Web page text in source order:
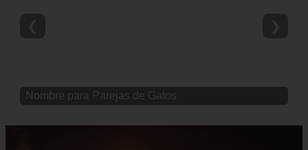
Nombre para Parejas de Gatos